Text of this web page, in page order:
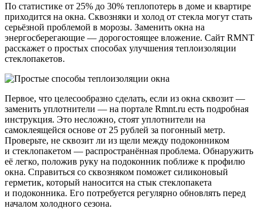
По статистике от 25% до 30% теплопотерь в доме и квартире
приходится на окна. Сквозняки и холод от стекла могут стать
серьёзной проблемой в морозы. Заменить окна на
энергосберегающие — дорогостоящее вложение. Сайт RMNT
расскажет о простых способах улучшения теплоизоляции
стеклопакетов.
Первое, что целесообразно сделать, если из окна сквозит —
заменить уплотнители — на портале Rmnt.ru есть подробная
инструкция. Это несложно, стоят уплотнители на
самоклеящейся основе от 25 рублей за погонный метр.
Проверьте, не сквозит ли из щели между подоконником
и стеклопакетом — распространённая проблема. Обнаружить
её легко, положив руку на подоконник поближе к профилю
окна. Справиться со сквозняком поможет силиконовый
герметик, который наносится на стык стеклопакета
и подоконника. Его потребуется регулярно обновлять перед
началом холодного сезона.